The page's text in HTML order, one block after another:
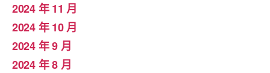
2024 年 11 月
2024 年 10 月
2024 年 9 月
2024 年 8 月